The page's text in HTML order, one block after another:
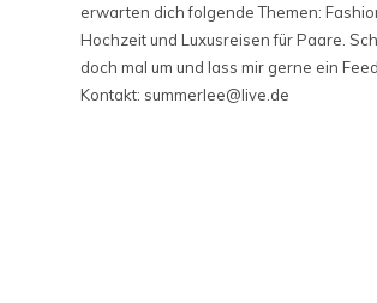
erwarten dich folgende Themen:
Hochzeit und Luxusreisen für Paare.
doch mal um und lass mir gerne ein
Kontakt: summerlee@live.de